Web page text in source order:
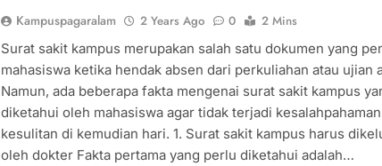
Kampuspagaralam 2 Years Ago 0
2 Mins
Surat sakit kampus merupakan salah satu dokumen yang
mahasiswa ketika hendak absen dari perkuliahan atau ujian
Namun, ada beberapa fakta mengenai surat sakit kampus
diketahui oleh mahasiswa agar tidak terjadi
kesulitan di kemudian hari. 1. Surat sakit kampus harus
oleh dokter Fakta pertama yang perlu diketahui adalah…